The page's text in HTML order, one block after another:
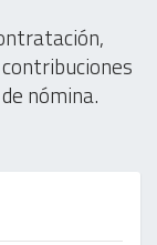
nómina.